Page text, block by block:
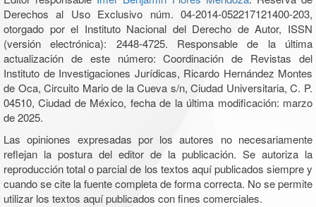
Derechos al Uso Exclusivo núm. 04-2014-052217121400-203,
otorgado por el Instituto Nacional del Derecho de Autor, ISSN
(versión electrónica): 2448-4725. Responsable de la última
actualización de este número: Coordinación de Revistas del
Instituto de Investigaciones Jurídicas, Ricardo Hernández Montes
de Oca, Circuito Mario de la Cueva s/n, Ciudad Universitaria, C. P.
04510, Ciudad de México, fecha de la última modificación: marzo
de 2025.
Las opiniones expresadas por los autores no necesariamente
reflejan la postura del editor de la publicación. Se autoriza la
reproducción total o parcial de los textos aquí publicados siempre y
cuando se cite la fuente completa de forma correcta. No se permite
utilizar los textos aquí publicados con fines comerciales.